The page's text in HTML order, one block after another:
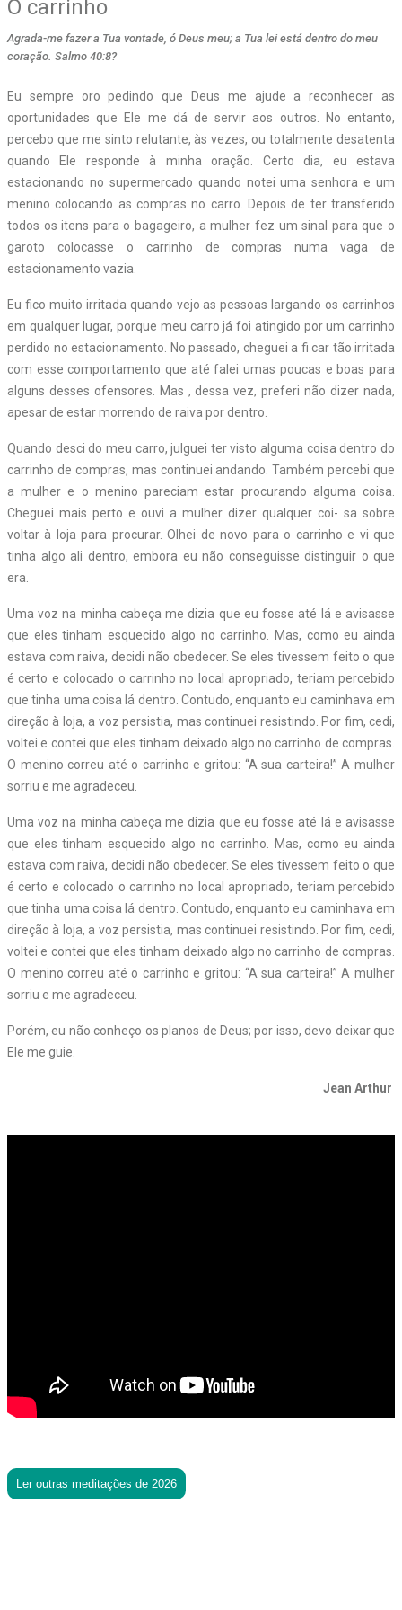
O carrinho
Agrada-me fazer a Tua vontade, ó Deus meu; a Tua lei está dentro do meu
coração. Salmo 40:8?
Eu sempre oro pedindo que Deus me ajude a reconhecer as
oportunidades que Ele me dá de servir aos outros. No entanto,
percebo que me sinto relutante, às vezes, ou totalmente desatenta
quando Ele responde à minha oração. Certo dia, eu estava
estacionando no supermercado quando notei uma senhora e um
menino colocando as compras no carro. Depois de ter transferido
todos os itens para o bagageiro, a mulher fez um sinal para que o
garoto colocasse o carrinho de compras numa vaga de
estacionamento vazia.
Eu fico muito irritada quando vejo as pessoas largando os carrinhos
em qualquer lugar, porque meu carro já foi atingido por um carrinho
perdido no estacionamento. No passado, cheguei a fi car tão irritada
com esse comportamento que até falei umas poucas e boas para
alguns desses ofensores. Mas , dessa vez, preferi não dizer nada,
apesar de estar morrendo de raiva por dentro.
Quando desci do meu carro, julguei ter visto alguma coisa dentro do
carrinho de compras, mas continuei andando. Também percebi que
a mulher e o menino pareciam estar procurando alguma coisa.
Cheguei mais perto e ouvi a mulher dizer qualquer coi- sa sobre
voltar à loja para procurar. Olhei de novo para o carrinho e vi que
tinha algo ali dentro, embora eu não conseguisse distinguir o que
era.
Uma voz na minha cabeça me dizia que eu fosse até lá e avisasse
que eles tinham esquecido algo no carrinho. Mas, como eu ainda
estava com raiva, decidi não obedecer. Se eles tivessem feito o que
é certo e colocado o carrinho no local apropriado, teriam percebido
que tinha uma coisa lá dentro. Contudo, enquanto eu caminhava em
direção à loja, a voz persistia, mas continuei resistindo. Por fim, cedi,
voltei e contei que eles tinham deixado algo no carrinho de compras.
O menino correu até o carrinho e gritou: “A sua carteira!” A mulher
sorriu e me agradeceu.
Uma voz na minha cabeça me dizia que eu fosse até lá e avisasse
que eles tinham esquecido algo no carrinho. Mas, como eu ainda
estava com raiva, decidi não obedecer. Se eles tivessem feito o que
é certo e colocado o carrinho no local apropriado, teriam percebido
que tinha uma coisa lá dentro. Contudo, enquanto eu caminhava em
direção à loja, a voz persistia, mas continuei resistindo. Por fim, cedi,
voltei e contei que eles tinham deixado algo no carrinho de compras.
O menino correu até o carrinho e gritou: “A sua carteira!” A mulher
sorriu e me agradeceu.
Porém, eu não conheço os planos de Deus; por isso, devo deixar que
Ele me guie.
Jean Arthur
Ler outras meditações de 2026